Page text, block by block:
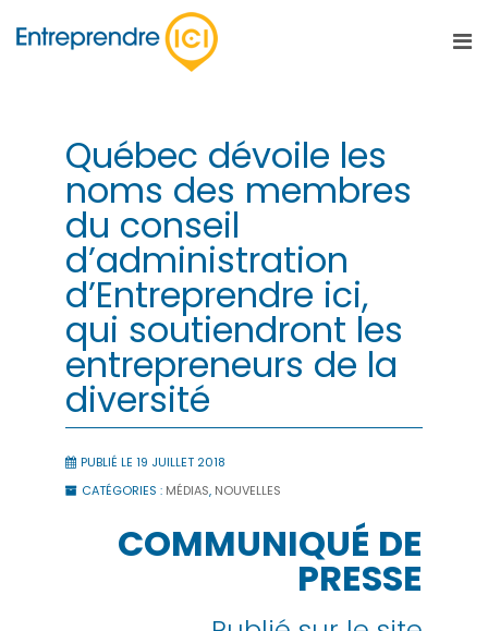
Québec dévoile les
noms des membres
du conseil
d’administration
d’Entreprendre ici,
qui soutiendront les
entrepreneurs de la
diversité
PUBLIÉ LE 19 JUILLET 2018
CATÉGORIES : MÉDIAS, NOUVELLES
COMMUNIQUÉ DE
PRESSE